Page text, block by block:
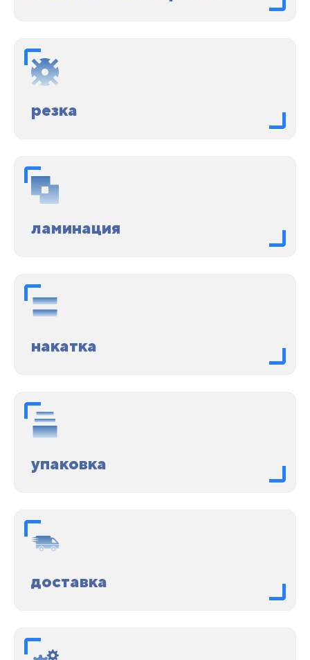
резка
ламинация
накатка
упаковка
доставка